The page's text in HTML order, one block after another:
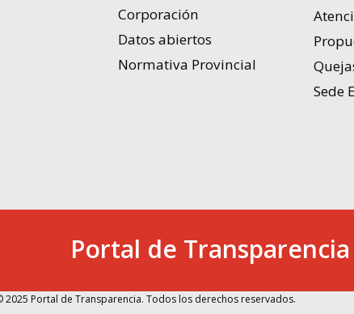
Corporación
Datos abiertos
Normativa Provincial
Sede
Portal de
2025 Portal de Transparencia. Todos los derechos reservados.